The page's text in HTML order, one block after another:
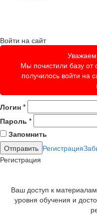
Войти на сайт
Мы почистили базу от
получилось войти на
Логин *
Пароль *
Запомнить
Регистрация
Регистрация
Ваш доступ к
уровня обучения и